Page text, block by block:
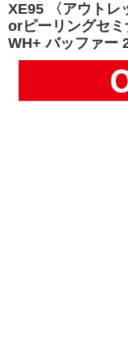
XE95 〈アウト
orピーリングセ
WH+ バッファー